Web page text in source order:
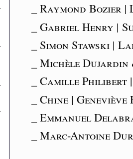
_ Raymond Bozier
_ Gabriel Henry |
_ Simon Stawski |
_ Michèle
_ Camille
_ Chine |
_ Emmanuel
_ Marc-Antoine